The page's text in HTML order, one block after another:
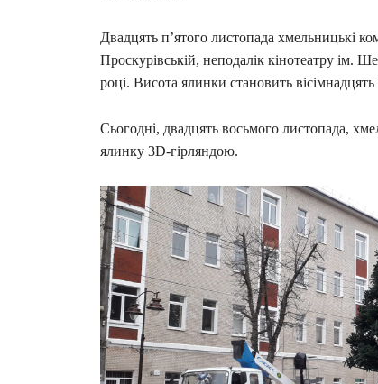
Двадцять п’ятого листопада хмельницькі
Проскурівській, неподалік кінотеатру ім.
році. Висота ялинки становить
Сьогодні, двадцять восьмого листопада,
ялинку 3D-гірляндою.